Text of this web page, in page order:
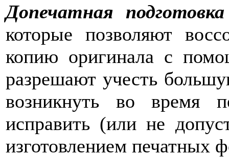
Допечатная подготовка
которые позволяют
копию оригинала с
разрешают учесть
возникнуть во время
исправить (или не
изготовлением печатных